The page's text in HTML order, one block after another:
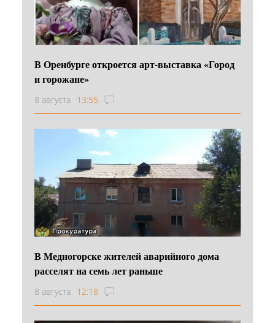
В Оренбурге откроется арт-выставка «Город
и горожане»
8 августа 13:55
В Медногорске жителей аварийного дома
расселят на семь лет раньше
8 августа 12:18